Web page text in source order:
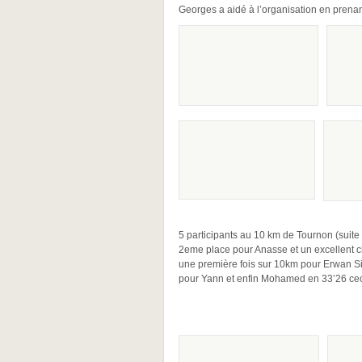
Georges a aidé à l’organisation en
5 participants au 10 km de Tournon
2eme place pour Anasse et un excellent
une première fois sur 10km pour Erwan
pour Yann et enfin Mohamed en 33’26